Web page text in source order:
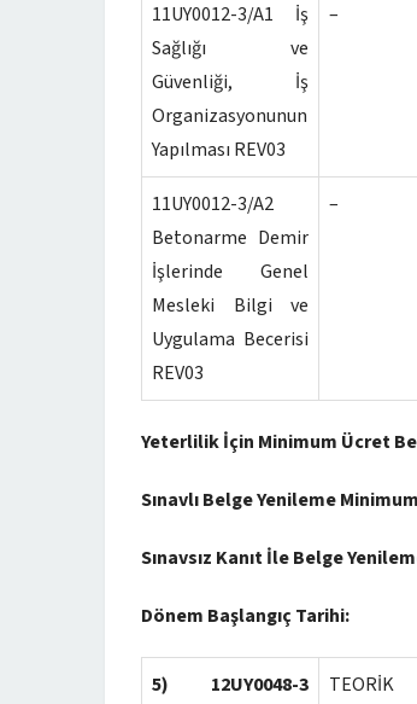
11UY0012-3/A1 İş
Sağlığı ve
Güvenliği, İş
Organizasyonunun
Yapılması REV03
–
11UY0012-3/A2
Betonarme Demir
İşlerinde Genel
Mesleki Bilgi ve
Uygulama Becerisi
REV03
–
Yeterlilik İçin Minimum Ücret
Sınavlı Belge Yenileme
Sınavsız Kanıt İle Belge
Dönem Başlangıç
5) 12UY0048-3